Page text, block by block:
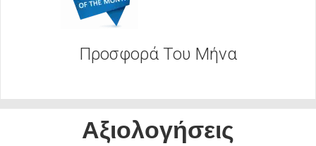
Προσφορά Του Μήνα
Αξιολογήσεις